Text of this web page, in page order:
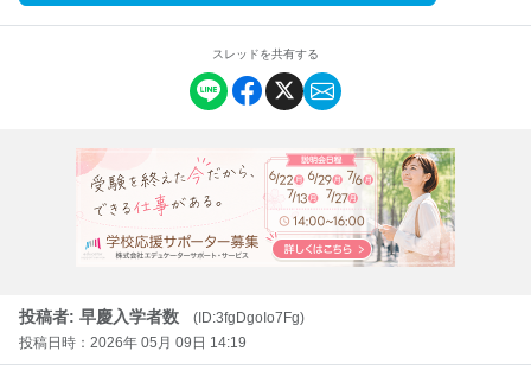
スレッドを共有する
投稿者: 早慶入学者数
(ID:3fgDgoIo7Fg)
投稿日時：2026年 05月 09日 14:19